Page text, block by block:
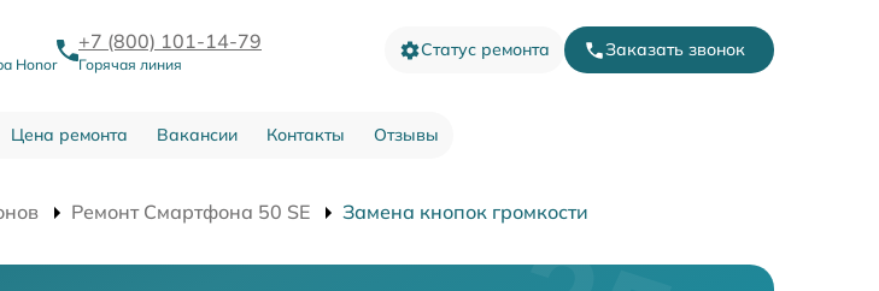
Honor
+7 (800) 101-14-79
Горячая линия
Статус ремонта Заказать звонок
Цена ремонта Вакансии Контакты Отзывы
Ремонт Смартфона 50 SE Замена кнопок громкости